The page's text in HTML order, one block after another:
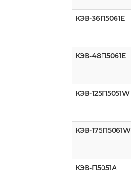
КЭВ-36П5061Е
КЭВ-48П5061Е
КЭВ-125П5051W
КЭВ-175П5061W
КЭВ-П5051А